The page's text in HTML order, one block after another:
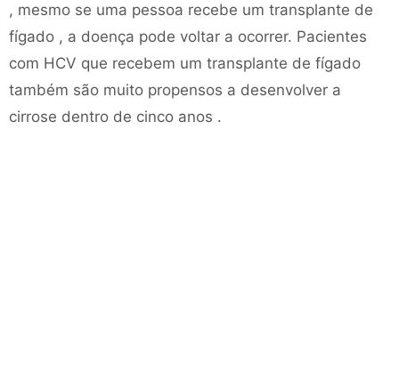
, mesmo se uma pessoa recebe um transplante de
fígado , a doença pode voltar a ocorrer. Pacientes
com HCV que recebem um transplante de fígado
também são muito propensos a desenvolver a
cirrose dentro de cinco anos .